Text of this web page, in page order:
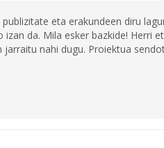
eta erakundeen diru
da. Mila esker bazkide! Herri
nahi dugu. Proiektua